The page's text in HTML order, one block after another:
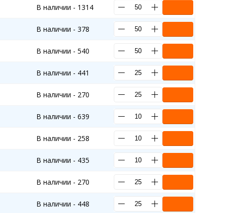
В наличии - 1314
В наличии - 378
В наличии - 540
В наличии - 441
В наличии - 270
В наличии - 639
В наличии - 258
В наличии - 435
В наличии - 270
В наличии - 448